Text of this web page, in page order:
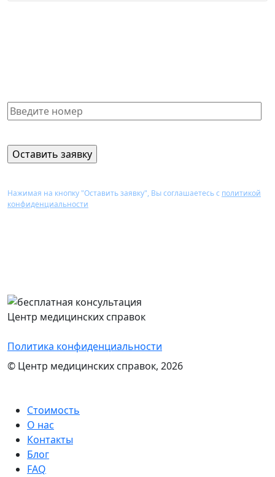
Нажимая на кнопку "Оставить заявку", Вы соглашаетесь с политикой
конфиденциальности
Центр медицинских справок
Политика конфиденциальности
© Центр медицинских справок, 2026
Стоимость
О нас
Контакты
Блог
FAQ